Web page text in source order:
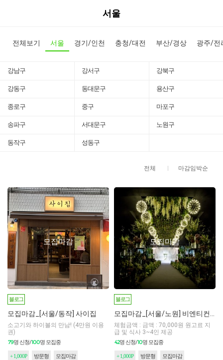
서울
전체보기 서울 경기/인천 충청/대전 부산/경상 광주/전
강남구 강서구 강북구
강동구 동대문구 용산구
종로구 중구 마포구
송파구 서대문구 노원구
동작구 성동구
전체 마감임박순
모집마감
블로그
모집마감_[서울/동작] 사이집
소고기와 하이볼의 만남! (4만원 이용
권)
79명 신청/100명 모집중
+ 1,000P 방문형 모집마감
모집마감
블로그
체험금액 : 금액 : 70,000원 원고료 지
급 및 식사 3~4인 제공
42명 신청/10명 모집중
+ 1,000P 방문형 모집마감